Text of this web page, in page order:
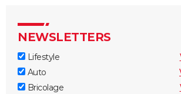
NEWSLETTERS
Lifestyle
Auto
Bricolage